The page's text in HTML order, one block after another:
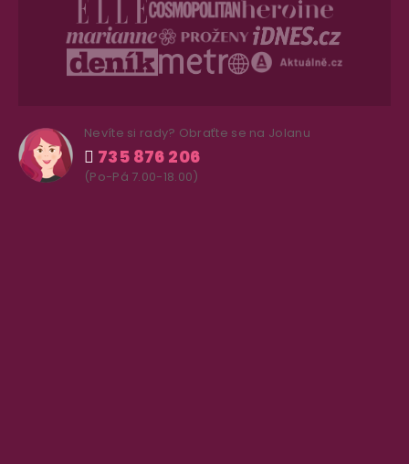
Nevíte si rady? Obraťte se na Jolanu
735 876 206
(Po-Pá 7.00-18.00)